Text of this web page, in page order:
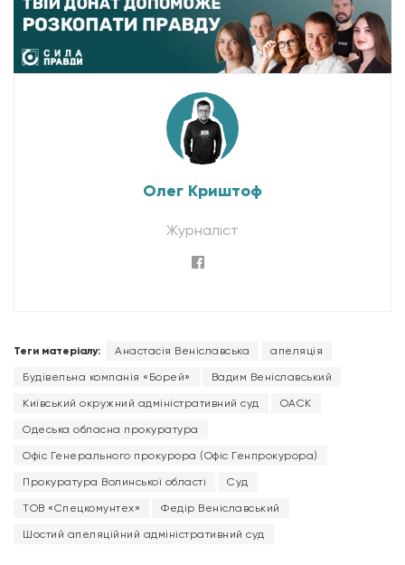
Олег Криштоф
Журналіст
Теги матеріалу: Анастасія Веніславська апеляція
Будівельна компанія «Борей» Вадим Веніславський
Київський окружний адміністративний суд ОАСК
Одеська обласна прокуратура
Офіс Генерального прокурора (Офіс Генпрокурора)
Прокуратура Волинської області Суд
ТОВ «Спецкомунтех» Федір Веніславський
Шостий апеляційний адміністративний суд